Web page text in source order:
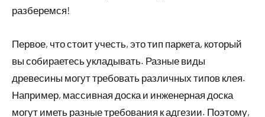
разберемся!
Первое, что стоит учесть, это тип паркета, который
вы собираетесь укладывать. Разные виды
древесины могут требовать различных типов клея.
Например, массивная доска и инженерная доска
могут иметь разные требования к адгезии. Поэтому,